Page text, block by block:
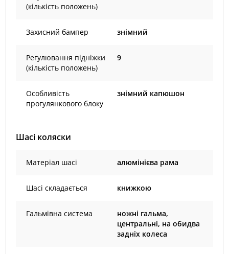
(кількість положень)
Захисний бампер знімний
Регулювання підніжки
(кількість положень)
9
Особливість
прогулянкового блоку
знімний капюшон
Шасі коляски
Матеріал шасі алюмінієва рама
Шасі складається книжкою
Гальмівна система
ножні гальма,
центральні, на обидва
задніх колеса